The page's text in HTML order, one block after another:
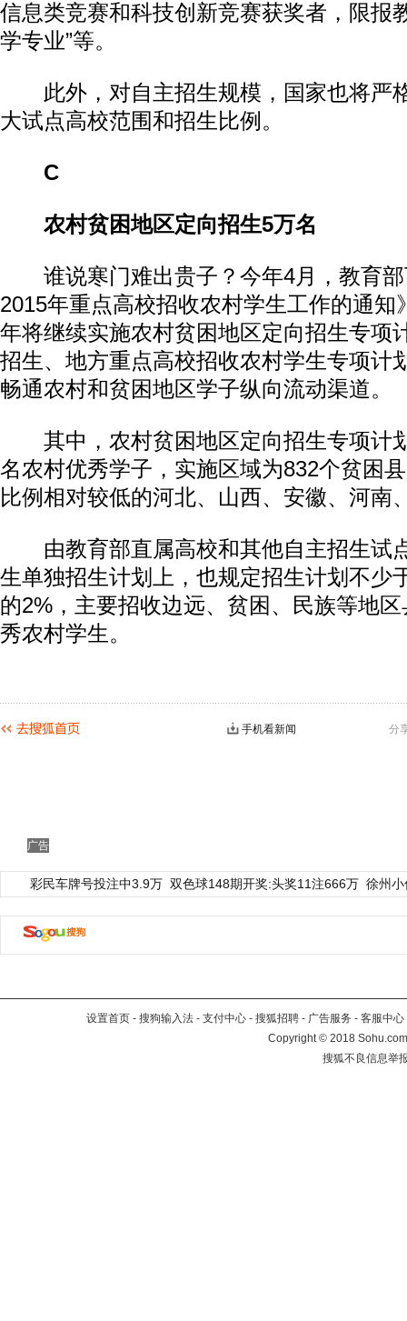
信息类竞赛和科技创新竞赛获奖者，限报
学专业”等。
此外，对自主招生规模，国家也将严
大试点高校范围和招生比例。
C
农村贫困地区定向招生5万名
谁说寒门难出贵子？今年4月，教育部
2015年重点高校招收农村学生工作的通知
年将继续实施农村贫困地区定向招生专项
招生、地方重点高校招收农村学生专项计
畅通农村和贫困地区学子纵向流动渠道。
其中，农村贫困地区定向招生专项计
名农村优秀学子，实施区域为832个贫困
比例相对较低的河北、山西、安徽、河南
由教育部直属高校和其他自主招生试
生单独招生计划上，也规定招生计划不少
的2%，主要招收边远、贫困、民族等地
秀农村学生。
分
手机看新闻
广告
彩民车牌号投注中3.9万 双色球148期开奖:头奖11注666万 徐州
设置首页 - 搜狗输入法 - 支付中心 - 搜狐招聘 - 广告服务 - 客服中心
Copyright©2018
搜狐不良信息举